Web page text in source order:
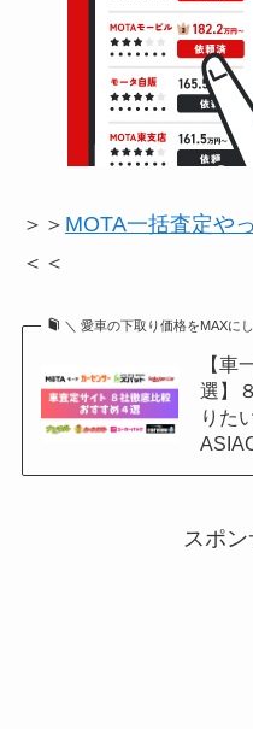
＞＞ MOTA一括査定や
＜＜
＼ 愛車の下取り価格をMAXに
【車
選】
りた
スポ